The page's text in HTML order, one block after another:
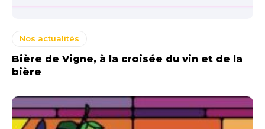
Nos actualités
Bière de Vigne, à la croisée du vin et de la
bière